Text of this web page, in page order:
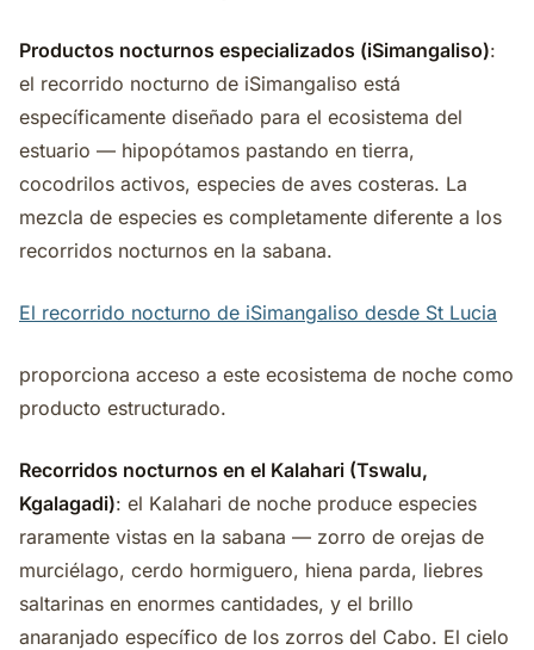
Productos nocturnos especializados (iSimangaliso):
el recorrido nocturno de iSimangaliso está
específicamente diseñado para el ecosistema del
estuario — hipopótamos pastando en tierra,
cocodrilos activos, especies de aves costeras. La
mezcla de especies es completamente diferente a los
recorridos nocturnos en la sabana.
El recorrido nocturno de iSimangaliso desde St Lucia
proporciona acceso a este ecosistema de noche como
producto estructurado.
Recorridos nocturnos en el Kalahari (Tswalu,
Kgalagadi): el Kalahari de noche produce especies
raramente vistas en la sabana — zorro de orejas de
murciélago, cerdo hormiguero, hiena parda, liebres
saltarinas en enormes cantidades, y el brillo
anaranjado específico de los zorros del Cabo. El cielo